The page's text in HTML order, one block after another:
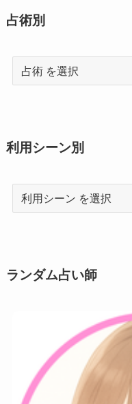
占術別
術
利用シーン別
利
用
ン
ランダム占い師